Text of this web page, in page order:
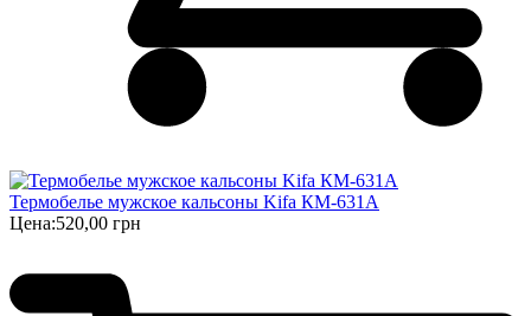
Термобелье мужское кальсоны Kifa КМ-631А
Цена:520,00 грн